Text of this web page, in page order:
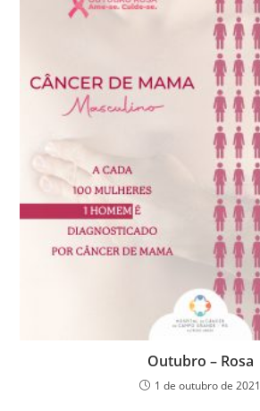
Outubro – Rosa
1 de outubro de 2021